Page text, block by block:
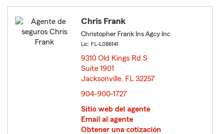
Chris Frank
Christopher Frank Ins Agcy Inc
Lic: FL-L088141
9310 Old Kings Rd S
Suite 1901
Jacksonville, FL 32257
904-900-1727
Sitio web del agente
Email al agente
Obtener una cotización